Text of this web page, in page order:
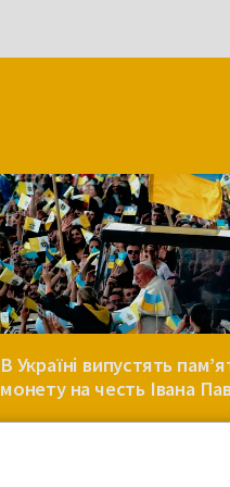
В Україні випустять
монету на честь Івана